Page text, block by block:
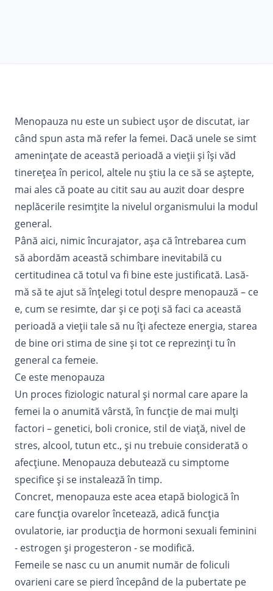
Menopauza nu este un subiect ușor de discutat, iar
când spun asta mă refer la femei. Dacă unele se simt
amenințate de această perioadă a vieții și își văd
tinerețea în pericol, altele nu știu la ce să se aștepte,
mai ales că poate au citit sau au auzit doar despre
neplăcerile resimțite la nivelul organismului la modul
general.
Până aici, nimic încurajator, așa că întrebarea cum
să abordăm această schimbare inevitabilă cu
certitudinea că totul va fi bine este justificată. Lasă-
mă să te ajut să înțelegi totul despre menopauză – ce
e, cum se resimte, dar și ce poți să faci ca această
perioadă a vieții tale să nu îți afecteze energia, starea
de bine ori stima de sine și tot ce reprezinți tu în
general ca femeie.
Ce este menopauza
Un proces fiziologic natural și normal care apare la
femei la o anumită vârstă, în funcție de mai mulți
factori – genetici, boli cronice, stil de viață, nivel de
stres, alcool, tutun etc., și nu trebuie considerată o
afecțiune. Menopauza debutează cu simptome
specifice și se instalează în timp.
Concret, menopauza este acea etapă biologică în
care funcția ovarelor încetează, adică funcția
ovulatorie, iar producția de hormoni sexuali feminini
- estrogen și progesteron - se modifică.
Femeile se nasc cu un anumit număr de foliculi
ovarieni care se pierd începând de la pubertate pe